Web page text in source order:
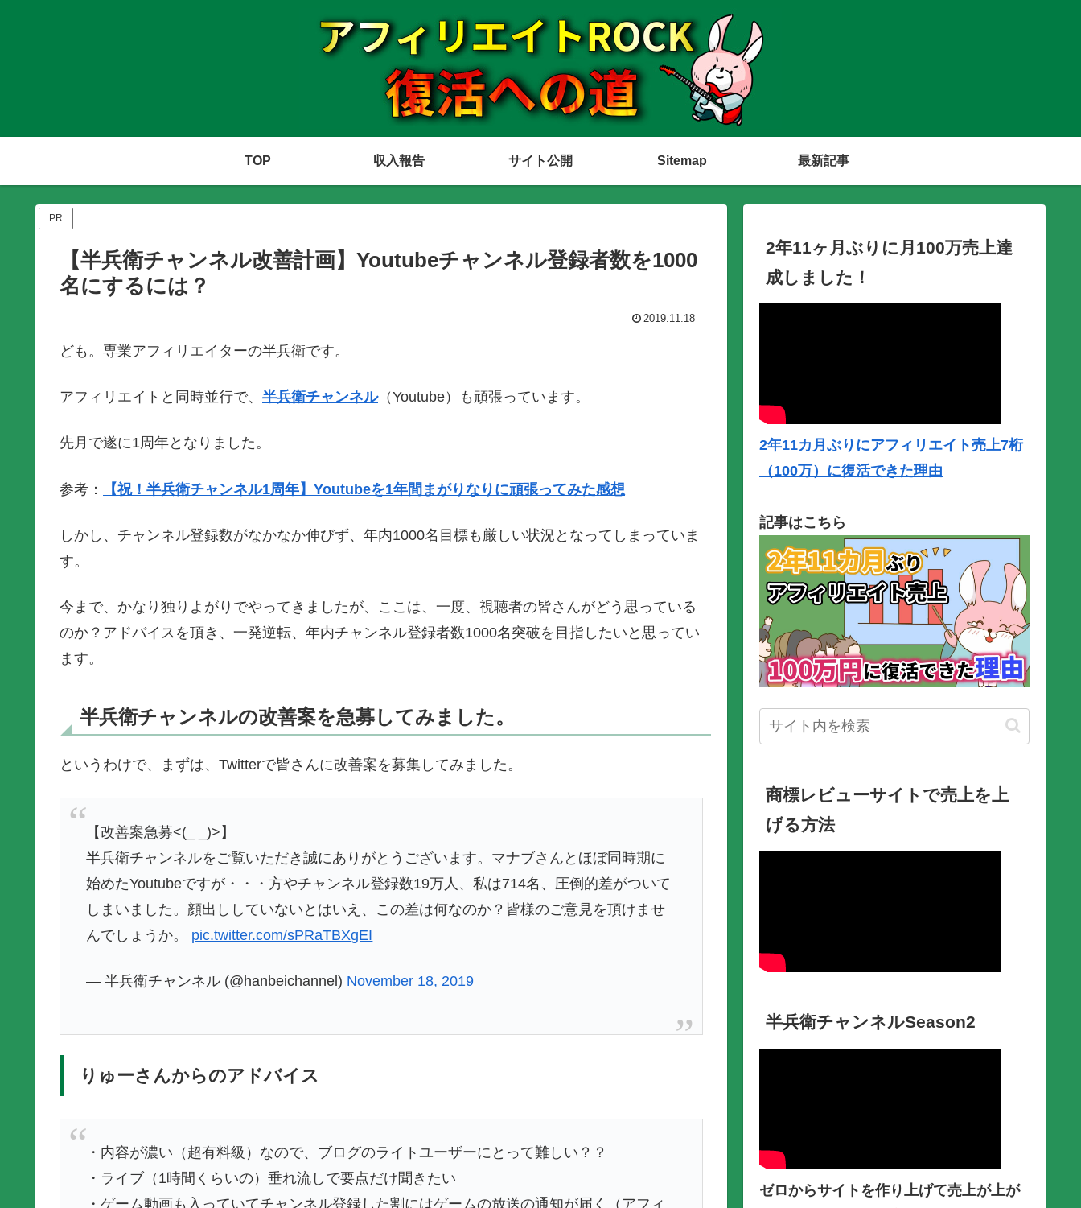
TOP 収入報告 サイト公開 Sitemap 最新記事
PR
【半兵衛チャンネル改善計画】Youtubeチャンネル登録者数を1000
名にするには？
2019.11.18
ども。専業アフィリエイターの半兵衛です。
アフィリエイトと同時並行で、 半兵衛チャンネル（Youtube）も頑張っています。
先月で遂に1周年となりました。
参考： 【祝！半兵衛チャンネル1周年】Youtubeを1年間まがりなりに頑張ってみた感想
しかし、チャンネル登録数がなかなか伸びず、年内1000名目標も厳しい状況となってしまっていま
す。
今まで、かなり独りよがりでやってきましたが、ここは、一度、視聴者の皆さんがどう思っている
のか？アドバイスを頂き、一発逆転、年内チャンネル登録者数1000名突破を目指したいと思ってい
ます。
半兵衛チャンネルの改善案を急募してみました。
というわけで、まずは、Twitterで皆さんに改善案を募集してみました。
【改善案急募<(_ _)>】
半兵衛チャンネルをご覧いただき誠にありがとうございます。マナブさんとほぼ同時期に
始めたYoutubeですが・・・方やチャンネル登録数19万人、私は714名、圧倒的差がついて
しまいました。顔出ししていないとはいえ、この差は何なのか？皆様のご意見を頂けませ
んでしょうか。 pic.twitter.com/sPRaTBXgEI
— 半兵衛チャンネル (@hanbeichannel) November 18, 2019
りゅーさんからのアドバイス
・内容が濃い（超有料級）なので、ブログのライトユーザーにとって難しい？？
・ライブ（1時間くらいの）垂れ流しで要点だけ聞きたい
・ゲーム動画も入っていてチャンネル登録した割にはゲームの放送の通知が届く（アフィ
2年11ヶ月ぶりに月100万売上達
成しました！
2年11カ月ぶりにアフィリエイト売上7桁
（100万）に復活できた理由
記事はこちら
商標レビューサイトで売上を上
げる方法
半兵衛チャンネルSeason2
ゼロからサイトを作り上げて売上が上が